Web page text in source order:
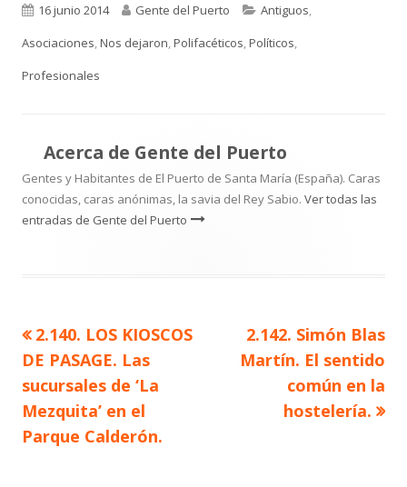
Publicado
el
16 junio 2014 Autor
Gente del Puerto Categorías
Antiguos,
Asociaciones,Nos dejaron,Polifacéticos,Políticos,
Profesionales
Acerca de Gente del Puerto
Gentes y Habitantes de El Puerto de Santa María (España). Caras
conocidas, caras anónimas, la savia del Rey Sabio. Ver todas las
entradas de Gente del Puerto
Navegación
de
entradas
Artículo
anterior
2.140. LOS KIOSCOS
DE PASAGE. Las
sucursales de ‘La
Mezquita’ en el
Parque Calderón.
Artículo
siguiente
2.142. Simón Blas
Martín. El sentido
común en la
hostelería.